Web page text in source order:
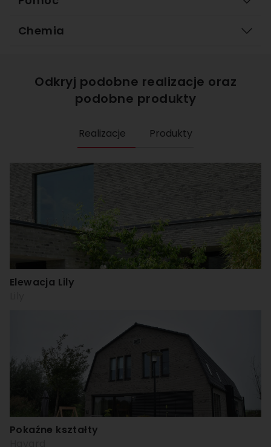
Chemia
Odkryj podobne realizacje oraz
podobne produkty
Realizacje Produkty
Elewacja Lily
Pokaźne kształty